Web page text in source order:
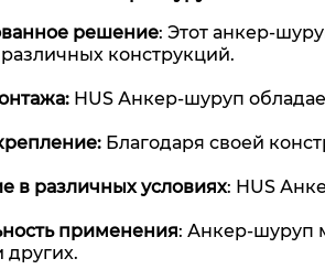
решение: Этот анкер-
конструкций.
HUS Анкер-шуруп
Благодаря своей
в различных условиях: HUS
применения: Анкер-шуруп